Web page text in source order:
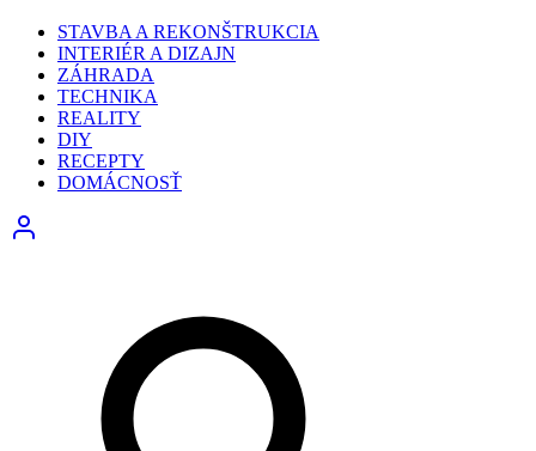
STAVBA A REKONŠTRUKCIA
INTERIÉR A DIZAJN
ZÁHRADA
TECHNIKA
REALITY
DIY
RECEPTY
DOMÁCNOSŤ